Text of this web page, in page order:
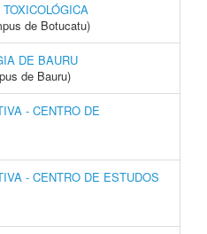
de Botucatu)
DE BAURU
de Bauru)
- CENTRO DE
- CENTRO DE ESTUDOS